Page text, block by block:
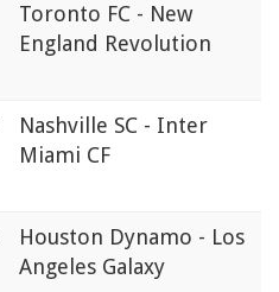
Toronto FC - New
England Revolution
Nashville SC - Inter
Miami CF
Houston Dynamo - Los
Angeles Galaxy